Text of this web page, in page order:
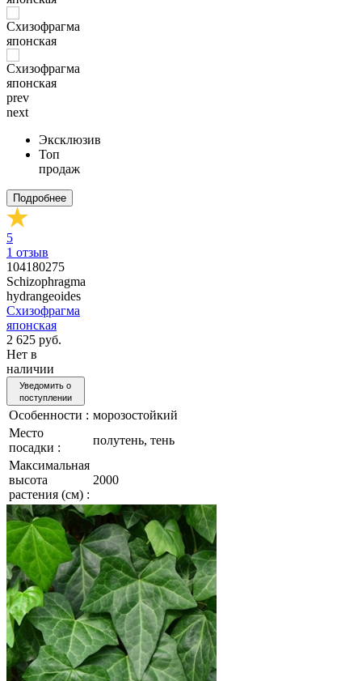
prev
next
Эксклюзив
Топ
продаж
Подробнее
5
1 отзыв
104180275
Schizophragma
hydrangeoides
Схизофрагма
японская
2 625 руб.
Нет в
наличии
Уведомить о
поступлении
Особенности : морозостойкий
Место
посадки :
полутень, тень
Максимальная
высота
растения (см) :
2000